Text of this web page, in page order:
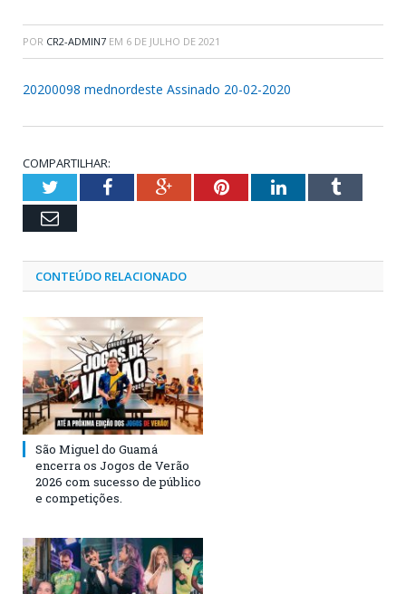
POR CR2-ADMIN7 EM 6 DE JULHO DE 2021
20200098 mednordeste Assinado 20-02-2020
COMPARTILHAR:
TwitterFacebookGoogle+PinterestLinkedInTumblr
Email
CONTEÚDO RELACIONADO
São Miguel do Guamá
encerra os Jogos de Verão
2026 com sucesso de público
e competições.